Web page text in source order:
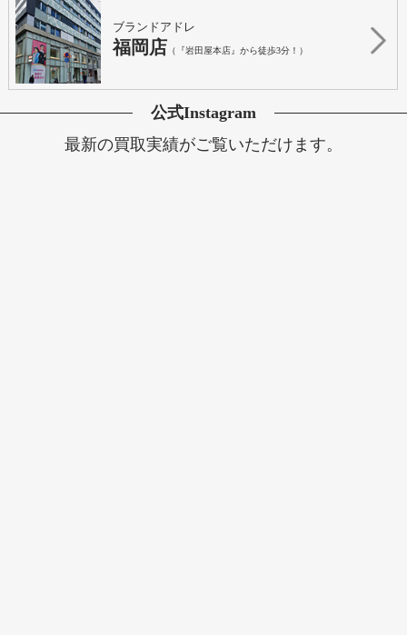
ブランドアドレ
福岡店 （『岩田屋本店』から徒歩3分！）
公式Instagram
最新の買取実績がご覧いただけます。